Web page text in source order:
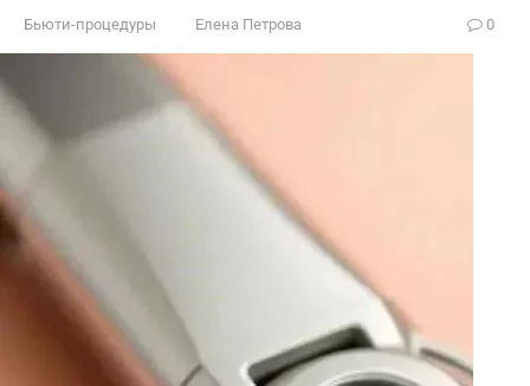
Бьюти-процедуры Елена Петрова 0